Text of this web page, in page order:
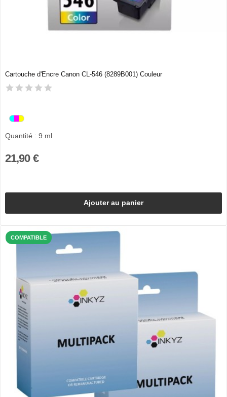
Cartouche d'Encre Canon CL-546 (8289B001) Couleur
Quantité : 9 ml
21,90 €
Ajouter au panier
COMPATIBLE